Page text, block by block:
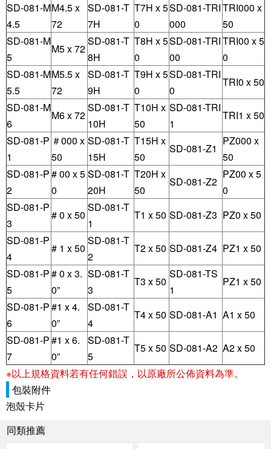
SD-081-M
4.5
M4.5 x
72
SD-081-T
7H
T7H x 5
0
SD-081-TRI
000
TRI000 x
50
SD-081-M
5
M5 x 72
SD-081-T
8H
T8H x 5
0
SD-081-TRI
00
TRI00 x 5
0
SD-081-M
5.5
M5.5 x
72
SD-081-T
9H
T9H x 5
0
SD-081-TRI
0
TRI0 x 50
SD-081-M
6
M6 x 72
SD-081-T
10H
T10H x
50
SD-081-TRI
1
TRI1 x 50
SD-081-P
1
＃000 x
50
SD-081-T
15H
T15H x
50
SD-081-Z1
PZ000 x
50
SD-081-P
2
# 00 x 5
0
SD-081-T
20H
T20H x
50
SD-081-Z2
PZ00 x 5
0
SD-081-P
3
# 0 x 50
SD-081-T
1
T1 x 50 SD-081-Z3 PZ0 x 50
SD-081-P
4
# 1 x 50
SD-081-T
2
T2 x 50 SD-081-Z4 PZ1 x 50
SD-081-P
5
# 0 x 3.
0”
SD-081-T
3
T3 x 50
SD-081-TS
1
PZ1 x 50
SD-081-P
6
#1 x 4.
0”
SD-081-T
4
T4 x 50 SD-081-A1 A1 x 50
SD-081-P
7
#1 x 6.
0”
SD-081-T
5
T5 x 50 SD-081-A2 A2 x 50
※以上規格資料若有任何錯誤，以原廠所公佈資料為準。
包裝附件
泡殼卡片
同類推薦